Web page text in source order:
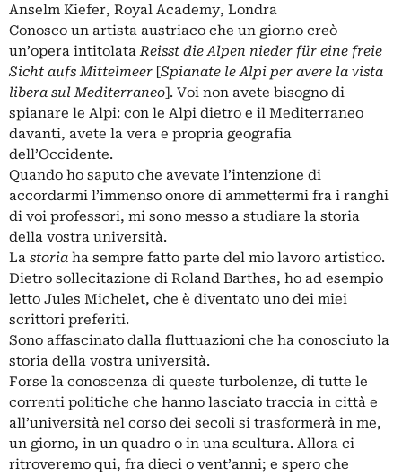
Anselm Kiefer, Royal Academy, Londra
Conosco un artista austriaco che un giorno creò
un’opera intitolataReisst die Alpen nieder für eine freie
Sicht aufs Mittelmeer [Spianate le Alpi per avere la vista
libera sul Mediterraneo]. Voi non avete bisogno di
spianare le Alpi: con le Alpi dietro e il Mediterraneo
davanti, avete la vera e propria geografia
dell’Occidente.
Quando ho saputo che avevate l’intenzione di
accordarmi l’immenso onore di ammettermi fra i ranghi
di voi professori, mi sono messo a studiare la storia
della vostra università.
La storia ha sempre fatto parte del mio lavoro artistico.
Dietro sollecitazione di Roland Barthes, ho ad esempio
letto Jules Michelet, che è diventato uno dei miei
scrittori preferiti.
Sono affascinato dalla fluttuazioni che ha conosciuto la
storia della vostra università.
Forse la conoscenza di queste turbolenze, di tutte le
correnti politiche che hanno lasciato traccia in città e
all’università nel corso dei secoli si trasformerà in me,
un giorno, in un quadro o in una scultura. Allora ci
ritroveremo qui, fra dieci o vent’anni; e spero che